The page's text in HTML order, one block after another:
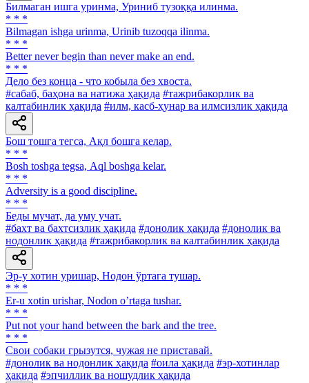
Билмаган ишга уринма, Уриниб тузоққа илинма.
* * *
Bilmagan ishga urinma, Urinib tuzoqqa ilinma.
* * *
Better never begin than never make an end.
* * *
Дело без конца - что кобыла без хвоста.
#сабаб, баҳона ва натижа ҳақида #тажрибакорлик ва
калтабинлик ҳақида #илм, касб-ҳунар ва илмсизлик ҳақида
Бош тошга тегса, Ақл бошга келар.
* * *
Bosh toshga tegsa, Аql boshga kelar.
* * *
Adversity is a good discipline.
* * *
Беды мучат, да уму учат.
#бахт ва бахтсизлик ҳақида #донолик ҳақида #донолик ва
нодонлик ҳақида #тажрибакорлик ва калтабинлик ҳақида
Эр-у хотин уришар, Нодон ўртага тушар.
* * *
Er-u xotin urishar, Nodon oʼrtaga tushar.
* * *
Put not your hand between the bark and the tree.
* * *
Свои собаки грызутся, чужая не приставай.
#донолик ва нодонлик ҳақида #оила ҳақида #эр-хотинлар
ҳақида #эпчиллик ва ношудлик ҳақида